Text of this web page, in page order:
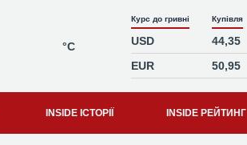
°C
Курс до гривні Купівля
USD 44,35
EUR
50,95
INSIDE ІСТОРІЇ INSIDE РЕЙТИНГ